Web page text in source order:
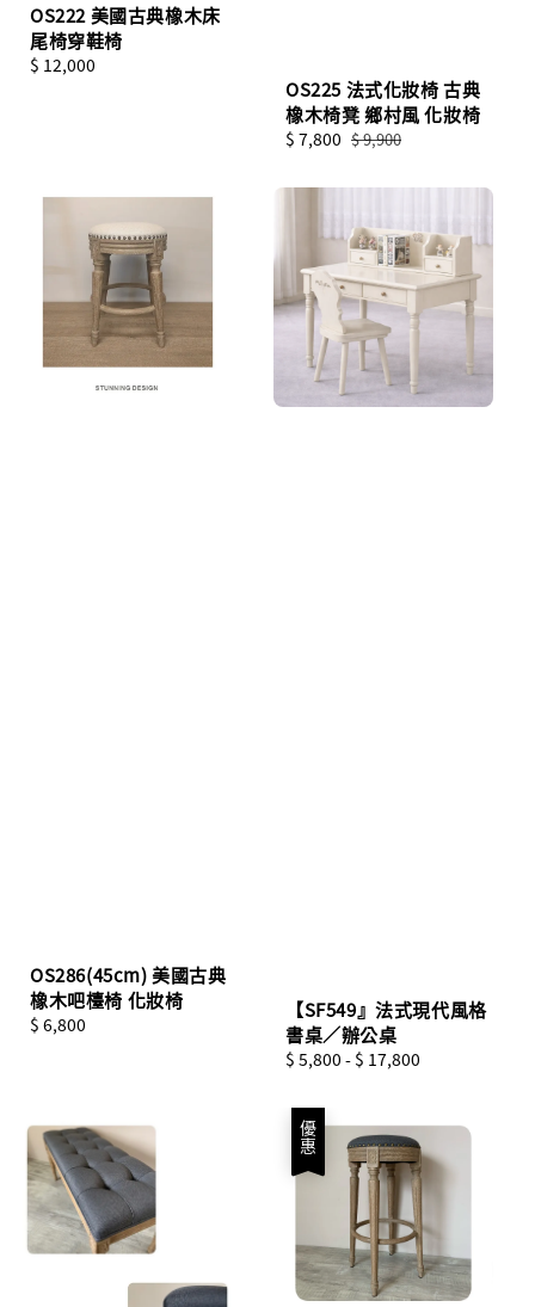
OS222 美國古典橡木床
尾椅穿鞋椅
Regular
$ 12,000
OS225 法式化妝椅 古典
橡木椅凳 鄉村風 化妝椅
Sale
$ 7,800 Regular
$ 9,900
OS286(45cm) 美國古典
橡木吧檯椅 化妝椅
Regular
$ 6,800
【SF549』法式現代風格
書桌／辦公桌
Regular
$ 5,800 - $ 17,800
優惠